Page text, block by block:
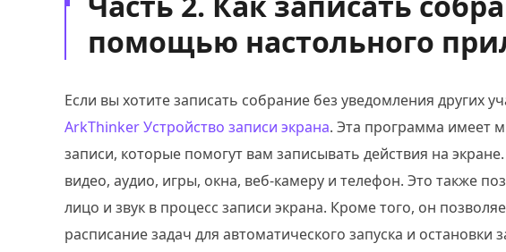
помощью настольного
Если вы хотите записать собрание без уведомления других
ArkThinker Устройство записи экрана. Эта программа имеет
записи, которые помогут вам записывать действия на
видео, аудио, игры, окна, веб-камеру и телефон. Это также
лицо и звук в процесс записи экрана. Кроме того, он
расписание задач для автоматического запуска и остановки